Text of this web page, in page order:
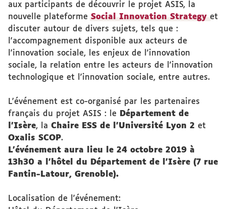
aux participants de découvrir le projet ASIS, la
nouvelle plateforme Social Innovation Strategy et
discuter autour de divers sujets, tels que :
l'accompagnement disponible aux acteurs de
l'innovation sociale, les enjeux de l'innovation
sociale, la relation entre les acteurs de l'innovation
technologique et l'innovation sociale, entre autres.
L'événement est co-organisé par les partenaires
français du projet ASIS : le Département de
l'Isère, la Chaire ESS de l'Université Lyon 2 et
Oxalis SCOP.
L'événement aura lieu le 24 octobre 2019 à
13h30 a l’hôtel du Département de l’Isère (7 rue
Fantin-Latour, Grenoble).
Localisation de l'événement: